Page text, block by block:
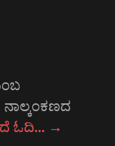
ನಾಲ್ಕಂಕಣದ
ಓದಿ… →